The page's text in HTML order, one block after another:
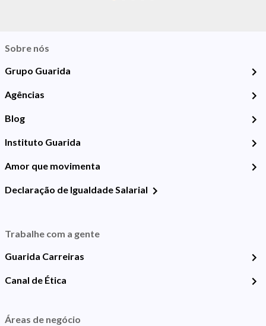
Sobre nós
Grupo Guarida
Agências
Blog
Instituto Guarida
Amor que movimenta
Declaração de Igualdade Salarial
Trabalhe com a gente
Guarida Carreiras
Canal de Ética
Áreas de negócio